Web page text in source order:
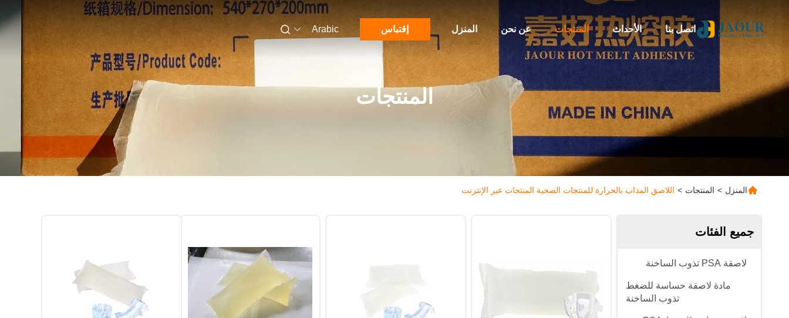
المنزل عن نحن المنتجات الأحداث اتصل بنا إقتباس Arabic
المنتجات
المنزل > المنتجات > اللاصق المذاب بالحرارة للمنتجات الصحية المنتجات عبر الإنترنت
جميع الفئات
لاصقة PSA تذوب الساخنة
مادة لاصقة حساسة للضغط
تذوب الساخنة